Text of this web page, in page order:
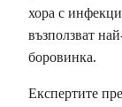
хора с
възползват
боровинка.
Експертите